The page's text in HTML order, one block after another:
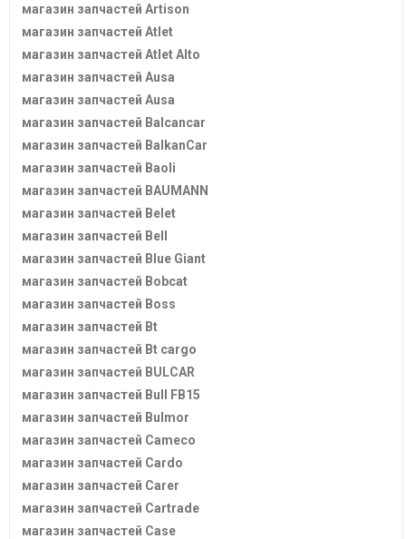
магазин запчастей Artison
магазин запчастей Atlet
магазин запчастей Atlet Alto
магазин запчастей Ausa
магазин запчастей Ausa
магазин запчастей Balcancar
магазин запчастей BalkanCar
магазин запчастей Baoli
магазин запчастей BAUMANN
магазин запчастей Belet
магазин запчастей Bell
магазин запчастей Blue Giant
магазин запчастей Bobcat
магазин запчастей Boss
магазин запчастей Bt
магазин запчастей Bt cargo
магазин запчастей BULCAR
магазин запчастей Bull FB15
магазин запчастей Bulmor
магазин запчастей Cameco
магазин запчастей Cardo
магазин запчастей Carer
магазин запчастей Cartrade
магазин запчастей Case